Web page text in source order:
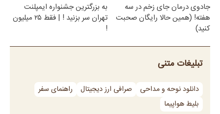
جادوی درمان جای زخم در سه
هفته! (همین حالا رایگان صحبت
کنید)
به بزرگترین جشنواره ایمپلنت
تهران سر بزنید ! | فقط ۲۵ میلیون
!
تبلیغات متنی
دانلود نوحه و مداحی صرافی ارز دیجیتال
راهنمای سفر
بلیط هواپیما